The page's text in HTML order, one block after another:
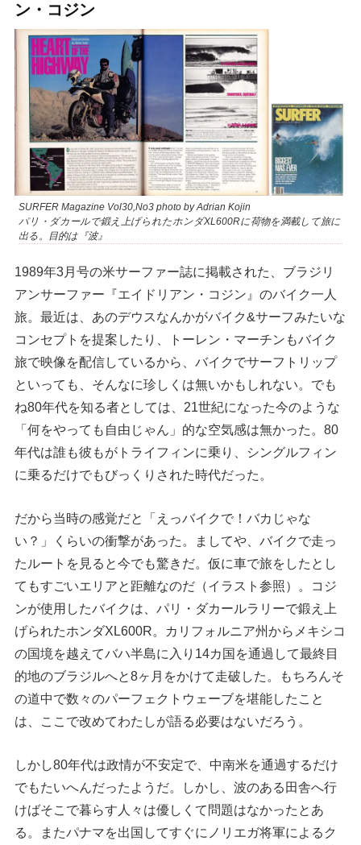
ン・コジン
SURFER Magazine Vol30,No3 photo by Adrian Kojin
パリ・ダカールで鍛え上げられたホンダXL600Rに荷物を満載して旅に
出る。目的は『波』
1989年3月号の米サーファー誌に掲載された、ブラジリ
アンサーファー『エイドリアン・コジン』のバイク一人
旅。最近は、あのデウスなんかがバイク&サーフみたいな
コンセプトを提案したり、トーレン・マーチンもバイク
旅で映像を配信しているから、バイクでサーフトリップ
といっても、そんなに珍しくは無いかもしれない。でも
ね80年代を知る者としては、21世紀になった今のような
「何をやっても自由じゃん」的な空気感は無かった。80
年代は誰も彼もがトライフィンに乗り、シングルフィン
に乗るだけでもびっくりされた時代だった。
だから当時の感覚だと「えっバイクで！バカじゃな
い？」くらいの衝撃があった。ましてや、バイクで走っ
たルートを見ると今でも驚きだ。仮に車で旅をしたとし
てもすごいエリアと距離なのだ（イラスト参照）。コジ
ンが使用したバイクは、パリ・ダカールラリーで鍛え上
げられたホンダXL600R。カリフォルニア州からメキシコ
の国境を越えてバハ半島に入り14カ国を通過して最終目
的地のブラジルへと8ヶ月をかけて走破した。もちろんそ
の道中で数々のパーフェクトウェーブを堪能したこと
は、ここで改めてわたしが語る必要はないだろう。
しかし80年代は政情が不安定で、中南米を通過するだけ
でもたいへんだったようだ。しかし、波のある田舎へ行
けばそこで暮らす人々は優しくて問題はなかったとあ
る。またパナマを出国してすぐにノリエガ将軍によるク